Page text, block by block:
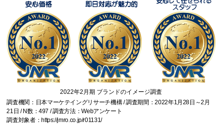
2022年2月期 ブランドのイメージ調査
調査機関：日本マーケテイングリサーチ機構 / 調査期間：2022年1月28日～2月
21日 / N数：497 / 調査方法：Webアンケート
調査対象者：https://jmro.co.jp/r01131/